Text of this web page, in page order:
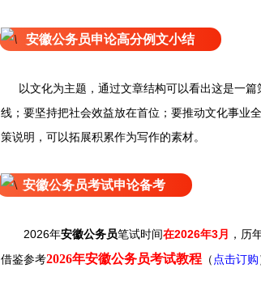
安徽公务员申论高分例文小结
以文化为主题，通过文章结构可以看出这是一
线；要坚持把社会效益放在首位；要推动文化事业
策说明，可以拓展积累作为写作的素材。
安徽公务员考试申论备考
2026年安徽公务员笔试时间在2026年3月 ，历
借鉴参考2026年安徽公务员考试教程 （ 点击订购